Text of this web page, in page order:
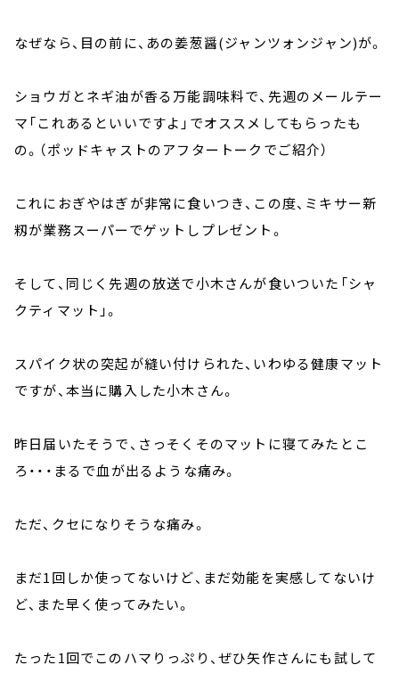
なぜなら、目の前に、あの姜葱醤(ジャンツォンジャン)が。
ショウガとネギ油が香る万能調味料で、先週のメールテー
マ「これあるといいですよ」でオススメしてもらったも
の。（ポッドキャストのアフタートークでご紹介）
これにおぎやはぎが非常に食いつき、この度、ミキサー新
籾が業務スーパーでゲットしプレゼント。
そして、同じく先週の放送で小木さんが食いついた「シャ
クティマット」。
スパイク状の突起が縫い付けられた、いわゆる健康マット
ですが、本当に購入した小木さん。
昨日届いたそうで、さっそくそのマットに寝てみたとこ
ろ・・・まるで血が出るような痛み。
ただ、クセになりそうな痛み。
まだ1回しか使ってないけど、まだ効能を実感してないけ
ど、また早く使ってみたい。
たった1回でこのハマりっぷり、ぜひ矢作さんにも試して